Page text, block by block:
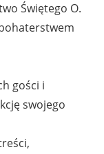
Świętego O.
gości i
swojego